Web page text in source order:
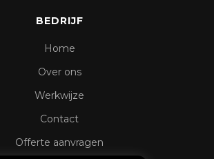
BEDRIJF
Home
Over ons
Werkwijze
Contact
Offerte aanvragen